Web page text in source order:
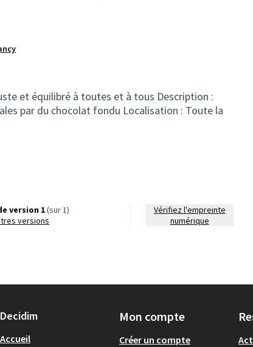
et équilibré à toutes et à tous Description :
par du chocolat fondu Localisation : Toute la
version 1(sur 1)
versions
Vérifiez l'empreinte
numérique
Decidim
Accueil
Mon compte
Créer un compte